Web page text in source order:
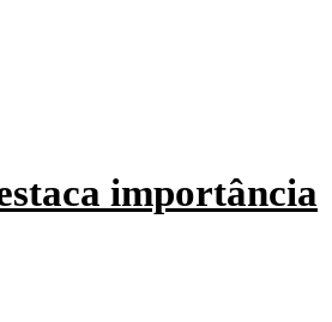
importância